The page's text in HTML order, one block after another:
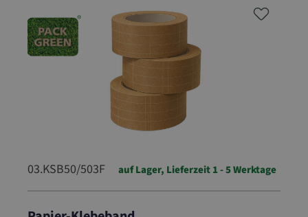
03.KSB50/503F auf Lager, Lieferzeit 1 - 5 Werktage